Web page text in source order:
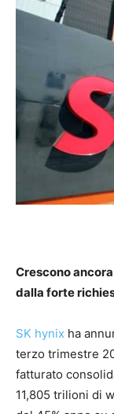
Crescono
dalla forte
SK hynix ha
terzo trimestre
fatturato
11,805 trilioni di